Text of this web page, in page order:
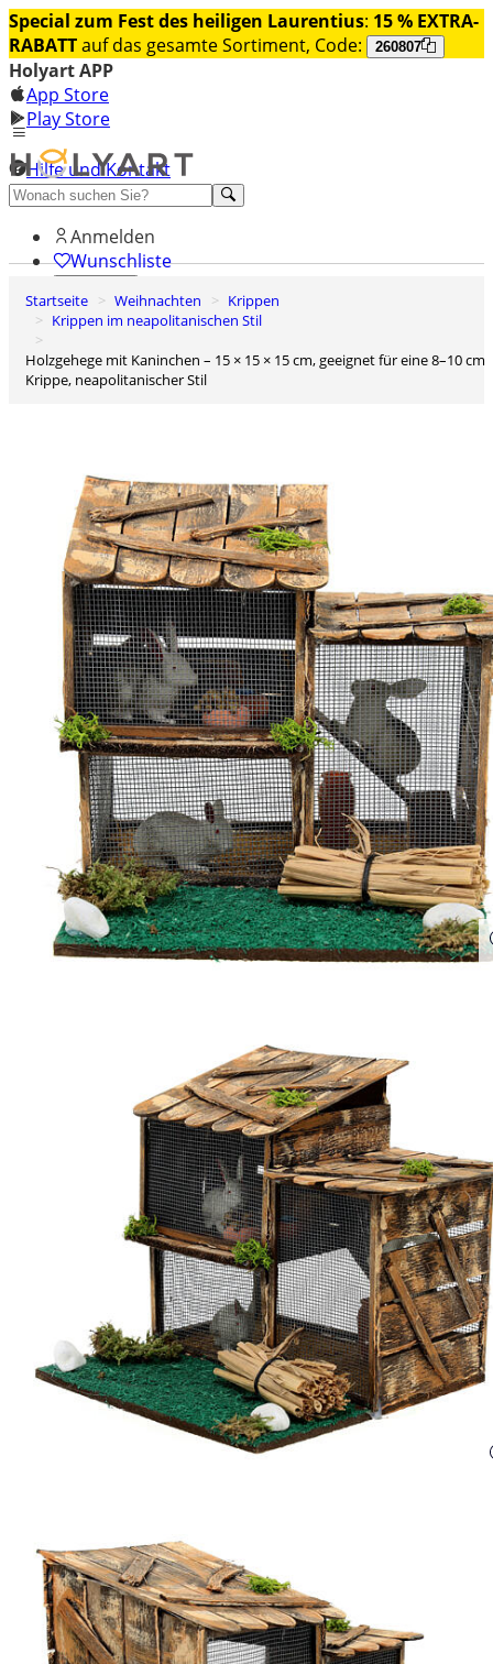
Special zum Fest des heiligen Laurentius: 15 % EXTRA-
RABATTauf das gesamte Sortiment, Code: 260807
Holyart APP
App Store
Play Store
Hilfe und Kontakt
Entdecken Sie Premium
Anmelden
Wunschliste
0
Warenkorb
Startseite Weihnachten
Krippen
Krippen im neapolitanischen Stil
Holzgehege mit Kaninchen – 15 × 15 × 15 cm, geeignet für eine 8–10 cm
Krippe, neapolitanischer Stil